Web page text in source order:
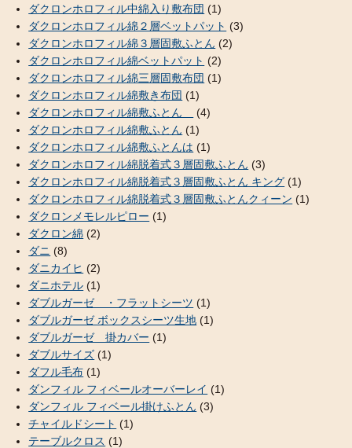
ダクロンホロフィル中綿入り敷布団 (1)
ダクロンホロフィル綿２層ベットパット (3)
ダクロンホロフィル綿３層固敷ふとん (2)
ダクロンホロフィル綿ベットパット (2)
ダクロンホロフィル綿三層固敷布団 (1)
ダクロンホロフィル綿敷き布団 (1)
ダクロンホロフィル綿敷ふとん
(4)
ダクロンホロフィル綿敷ふとん (1)
ダクロンホロフィル綿敷ふとんは (1)
ダクロンホロフィル綿脱着式３層固敷ふとん (3)
ダクロンホロフィル綿脱着式３層固敷ふとん キング (1)
ダクロンホロフィル綿脱着式３層固敷ふとんクィーン (1)
ダクロンメモレルピロー (1)
ダクロン綿 (2)
ダニ (8)
ダニカイヒ (2)
ダニホテル (1)
ダブルガーゼ ・フラットシーツ (1)
ダブルガーゼ ボックスシーツ生地 (1)
ダブルガーゼ 掛カバー (1)
ダブルサイズ (1)
ダフル毛布 (1)
ダンフィル フィベールオーバーレイ (1)
ダンフィル フィベール掛けふとん (3)
チャイルドシート (1)
テーブルクロス (1)